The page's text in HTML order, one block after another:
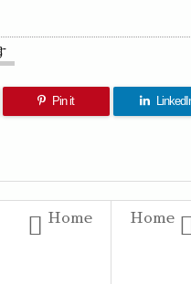
Pin it
Home
Home